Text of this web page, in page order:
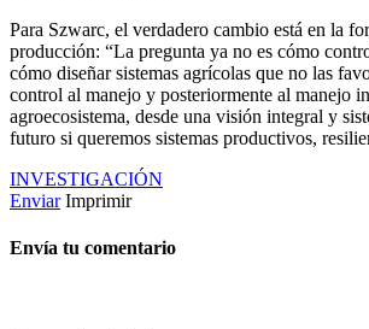
Para Szwarc, el verdadero cambio está en la
producción: “La pregunta ya no es cómo
cómo diseñar sistemas agrícolas que no las
control al manejo y posteriormente al manejo
agroecosistema, desde una visión integral y
futuro si queremos sistemas productivos,
INVESTIGACIÓN
Enviar Imprimir
Envía tu comentario